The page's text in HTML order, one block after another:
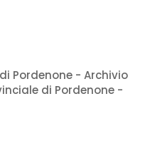
Pordenone - Archivio
di Pordenone -